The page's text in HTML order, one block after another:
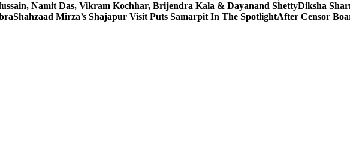
Namit Das, Vikram Kochhar, Brijendra Kala & Dayanand ShettyDiksha
Shahzaad Mirza’s Shajapur Visit Puts Samarpit In The SpotlightAfter Censor